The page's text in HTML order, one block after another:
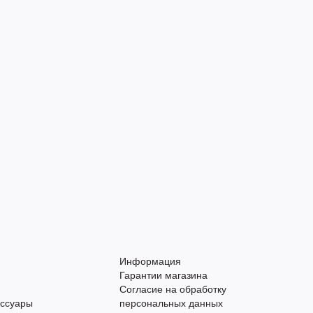
Информация
Гарантии магазина
Согласие на обработку
персональных данных